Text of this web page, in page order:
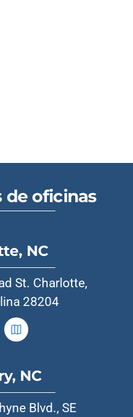
de oficinas
NC
St. Charlotte,
28204
NC
Blvd., SE